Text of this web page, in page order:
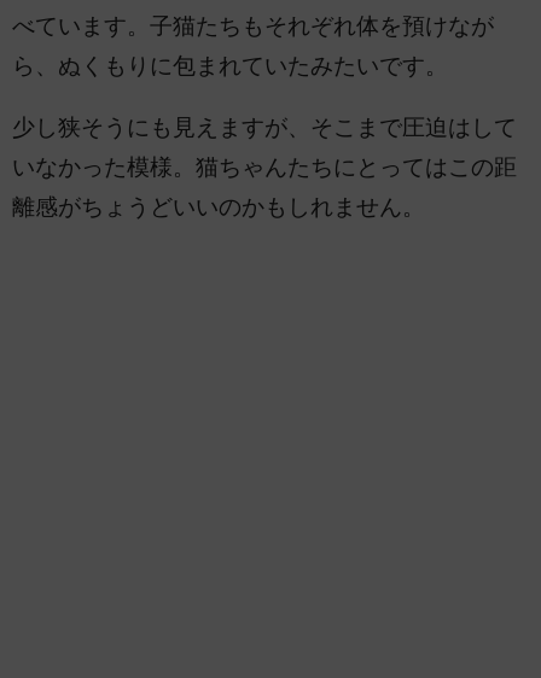
べています。子猫たちもそれぞれ体を預けなが
ら、ぬくもりに包まれていたみたいです。
少し狭そうにも見えますが、そこまで圧迫はして
いなかった模様。猫ちゃんたちにとってはこの距
離感がちょうどいいのかもしれません。